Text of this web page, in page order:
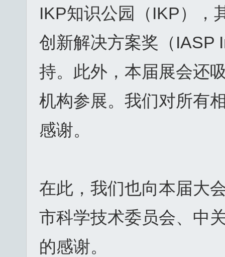
IKP知识公园（IKP），
创新解决方案奖（IASP
持。此外，本届展会还
机构参展。我们对所有
感谢。
在此，我们也向本届大
市科学技术委员会、中
的感谢。